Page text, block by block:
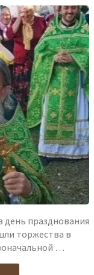
мучеников"
день празднования
торжества в
…